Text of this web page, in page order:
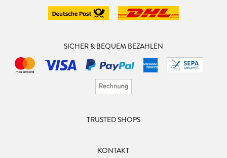
SICHER & BEQUEM BEZAHLEN
TRUSTED SHOPS
KONTAKT